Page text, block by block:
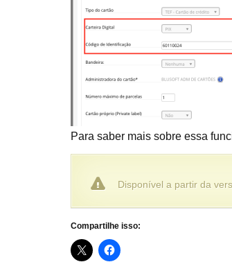
Para saber mais sobre essa
Disponível a partir da
Compartilhe isso: